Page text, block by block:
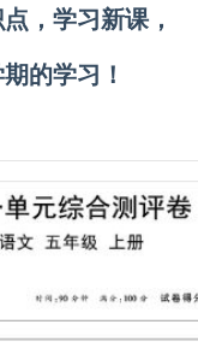
，学习新课，
的学习！